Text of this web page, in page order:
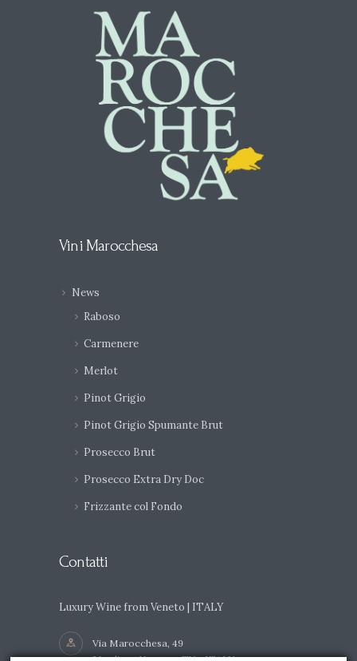
Vini Marocchesa
News
Raboso
Carmenere
Merlot
Pinot Grigio
Pinot Grigio Spumante Brut
Prosecco Brut
Prosecco Extra Dry Doc
Frizzante col Fondo
Contatti
Luxury Wine from Veneto | ITALY
Via Marocchesa, 49